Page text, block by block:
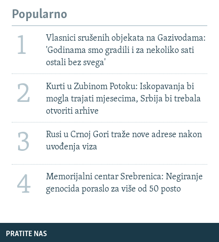
Popularno
1
Vlasnici srušenih objekata na Gazivodama:
'Godinama smo gradili i za nekoliko sati
ostali bez svega'
2
Kurti u Zubinom Potoku: Iskopavanja bi
mogla trajati mjesecima, Srbija bi trebala
otvoriti arhive
3
Rusi u Crnoj Gori traže nove adrese nakon
uvođenja viza
4
Memorijalni centar Srebrenica: Negiranje
genocida poraslo za više od 50 posto
PRATITE NAS